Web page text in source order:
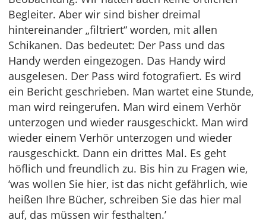
Begleiter. Aber wir sind bisher dreimal
hintereinander „filtriert“ worden, mit allen
Schikanen. Das bedeutet: Der Pass und das
Handy werden eingezogen. Das Handy wird
ausgelesen. Der Pass wird fotografiert. Es wird
ein Bericht geschrieben. Man wartet eine Stunde,
man wird reingerufen. Man wird einem Verhör
unterzogen und wieder rausgeschickt. Man wird
wieder einem Verhör unterzogen und wieder
rausgeschickt. Dann ein drittes Mal. Es geht
höflich und freundlich zu. Bis hin zu Fragen wie,
‘was wollen Sie hier, ist das nicht gefährlich, wie
heißen Ihre Bücher, schreiben Sie das hier mal
auf, das müssen wir festhalten.’